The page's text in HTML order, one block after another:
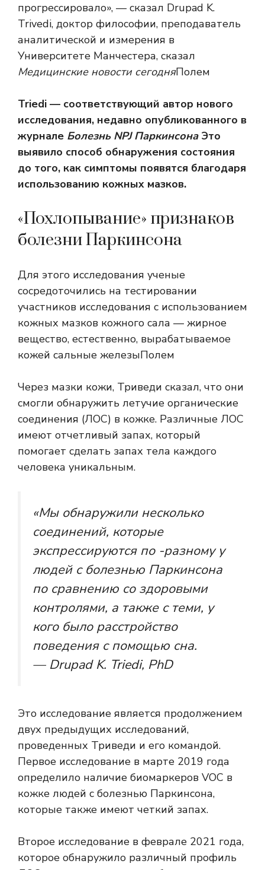
прогрессировало», — сказал Drupad K.
Trivedi, доктор философии, преподаватель
аналитической и измерения в
Университете Манчестера, сказал
Медицинские новости сегодняПолем
Triedi — соответствующий автор нового
исследования, недавно опубликованного в
журнале Болезнь NPJ ПаркинсонаЭто
выявило способ обнаружения состояния
до того, как симптомы появятся благодаря
использованию кожных мазков.
«Похлопывание» признаков
болезни Паркинсона
Для этого исследования ученые
сосредоточились на тестировании
участников исследования с использованием
кожных мазков кожного сала — жирное
вещество, естественно, вырабатываемое
кожей сальные железыПолем
Через мазки кожи, Триведи сказал, что они
смогли обнаружить летучие органические
соединения (ЛОС) в кожке. Различные ЛОС
имеют отчетливый запах, который
помогает сделать запах тела каждого
человека уникальным.
«Мы обнаружили несколько
соединений, которые
экспрессируются по -разному у
людей с болезнью Паркинсона
по сравнению со здоровыми
контролями, а также с теми, у
кого было расстройство
поведения с помощью сна.
— Drupad K. Triedi, PhD
Это исследование является продолжением
двух предыдущих исследований,
проведенных Триведи и его командой.
Первое исследование в марте 2019 года
определило наличие биомаркеров VOC в
кожке людей с болезнью Паркинсона,
которые также имеют четкий запах.
Второе исследование в феврале 2021 года,
которое обнаружило различный профиль